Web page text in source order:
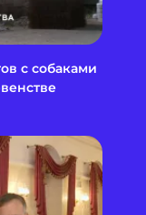
с собаками